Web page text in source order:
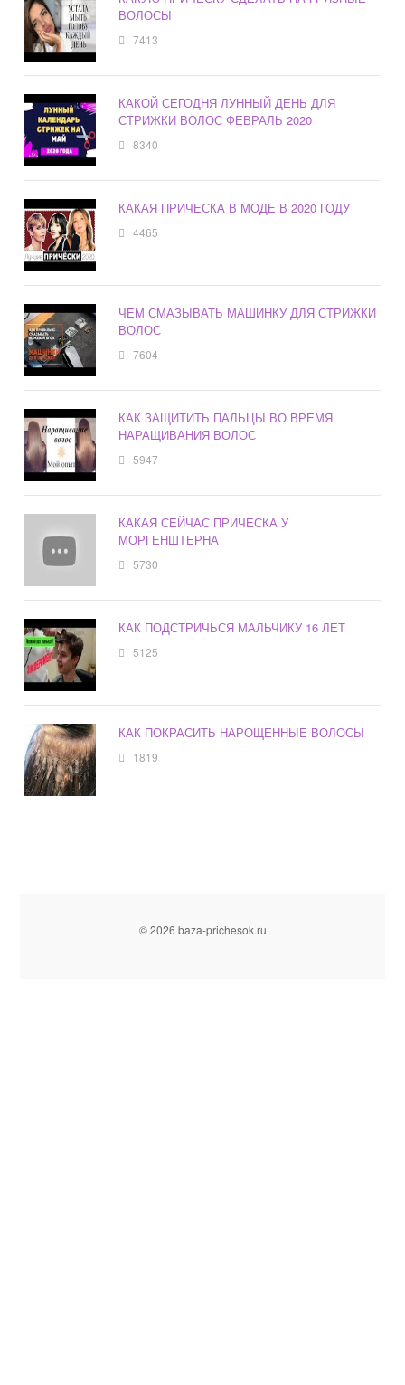
ВОЛОСЫ
7413
КАКОЙ СЕГОДНЯ ЛУННЫЙ ДЕНЬ ДЛЯ
СТРИЖКИ ВОЛОС ФЕВРАЛЬ 2020
8340
КАКАЯ ПРИЧЕСКА В МОДЕ В 2020 ГОДУ
4465
ЧЕМ СМАЗЫВАТЬ МАШИНКУ ДЛЯ СТРИЖКИ
ВОЛОС
7604
КАК ЗАЩИТИТЬ ПАЛЬЦЫ ВО ВРЕМЯ
НАРАЩИВАНИЯ ВОЛОС
5947
КАКАЯ СЕЙЧАС ПРИЧЕСКА У
МОРГЕНШТЕРНА
5730
КАК ПОДСТРИЧЬСЯ МАЛЬЧИКУ 16 ЛЕТ
5125
КАК ПОКРАСИТЬ НАРОЩЕННЫЕ ВОЛОСЫ
1819
© 2026 baza-prichesok.ru